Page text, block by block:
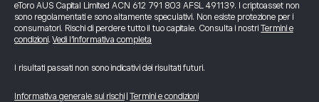
eToro AUS Capital Limited ACN 612 791 803 AFSL 491139. I criptoasset non
sono regolamentati e sono altamente speculativi. Non esiste protezione per i
consumatori. Rischi di perdere tutto il tuo capitale. Consulta i nostri Termini e
condizioni.Vedi l’informativa completa
I risultati passati non sono indicativi dei risultati futuri.
Informativa generale sui rischi Termini e condizioni